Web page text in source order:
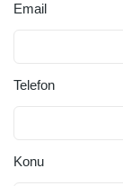
Email
Telefon
Konu